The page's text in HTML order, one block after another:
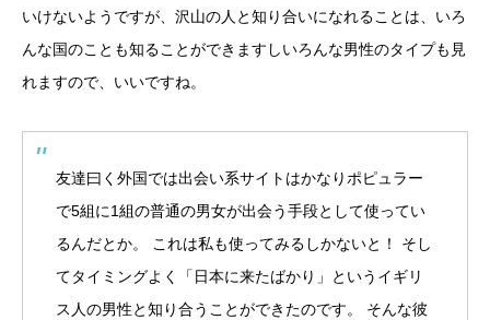
いけないようですが、沢山の人と知り合いになれることは、いろ
んな国のことも知ることができますしいろんな男性のタイプも見
れますので、いいですね。
友達曰く外国では出会い系サイトはかなりポピュラー
で5組に1組の普通の男女が出会う手段として使ってい
るんだとか。 これは私も使ってみるしかないと！ そし
てタイミングよく「日本に来たばかり」というイギリ
ス人の男性と知り合うことができたのです。 そんな彼